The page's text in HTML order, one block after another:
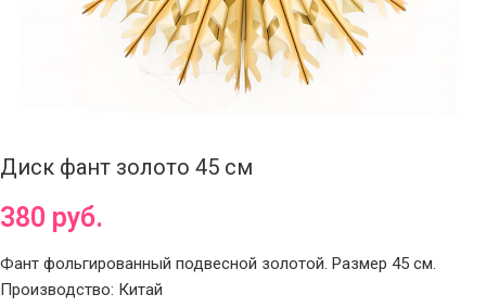
Диск фант золото 45 см
380 руб.
Фант фольгированный подвесной золотой. Размер 45 см.
Производство: Китай